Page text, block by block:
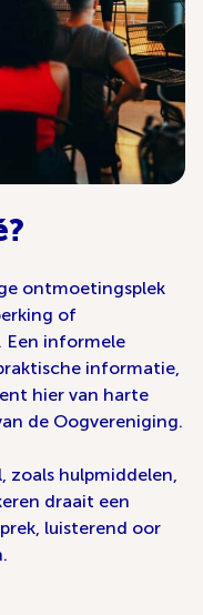
ontmoetingsplek
of
Een informele
informatie,
hier van harte
de Oogvereniging.
zoals hulpmiddelen,
draait een
luisterend oor